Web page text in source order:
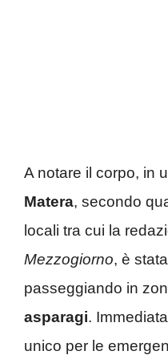
A notare il corpo, in
Matera, secondo
locali tra cui la
Mezzogiorno, è
passeggiando in
asparagi.
unico per le